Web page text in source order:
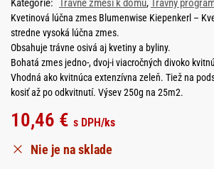
Kvetinová lúčna zmes Blumenwise Kiepenkerl –
stredne vysoká lúčna zmes.
Obsahuje trávne osivá aj kvetiny a byliny.
Bohatá zmes jedno-, dvoj-i viacročných divoko
Vhodná ako kvitnúca extenzívna zeleň. Tiež na
kosiť až po odkvitnutí. Výsev 250g na 25m2.
10,46 € s DPH/ks
Nie je na sklade